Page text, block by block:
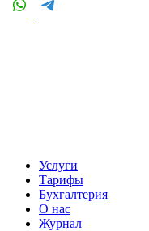
Услуги
Тарифы
Бухгалтерия
О нас
Журнал